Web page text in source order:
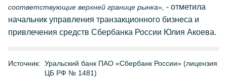
соответствующие верхней границе рынка», - отметила
начальник управления транзакционного бизнеса и
привлечения средств Сбербанка России Юлия Акоева.
Источник: Уральский банк ПАО «Сбербанк России» (лицензия
ЦБ РФ № 1481)